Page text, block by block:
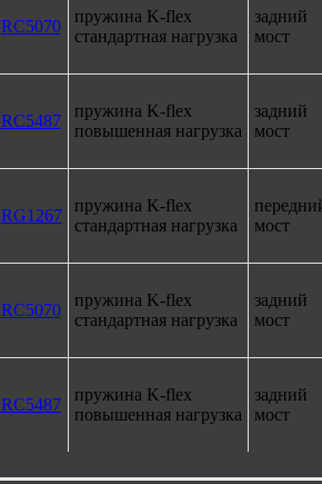
RC5070
пружина K-flex
стандартная нагрузка
задний
мост
RC5487
пружина K-flex
повышенная нагрузка
задний
мост
RG1267
пружина K-flex
стандартная нагрузка
мост
RC5070
пружина K-flex
стандартная нагрузка
задний
мост
RC5487
пружина K-flex
повышенная нагрузка
задний
мост